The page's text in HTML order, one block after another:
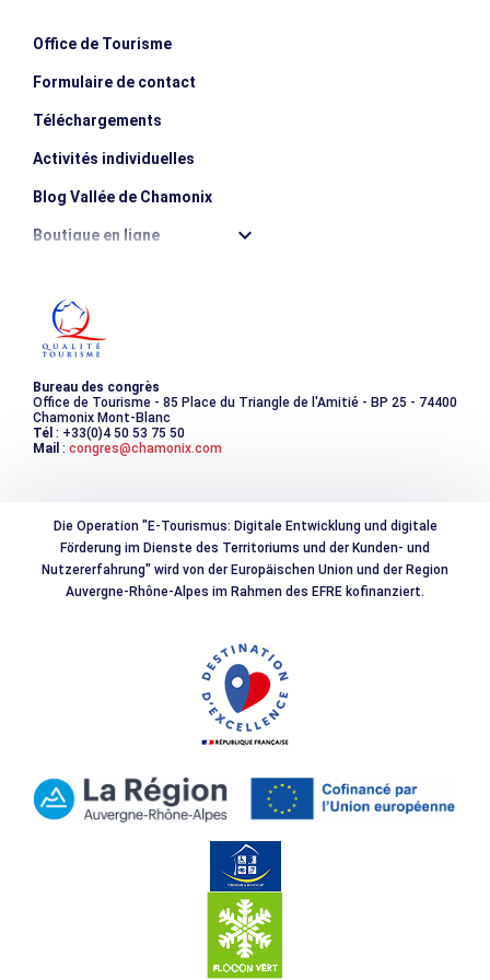
Negative Höhe
Dauer der Hin- und Rückfahrt
Office de Tourisme
Formulaire de contact
Téléchargements
Activités individuelles
Blog Vallée de Chamonix
Boutique en ligne
Les incontournables
Photothèque
Bureau des congrès
Office de Tourisme - 85 Place du Triangle de l'Amitié - BP 25 - 74400
Chamonix Mont-Blanc
Tél : +33(0)4 50 53 75 50
Mail : congres@chamonix.com
Die Operation "E-Tourismus: Digitale Entwicklung und digitale
Förderung im Dienste des Territoriums und der Kunden- und
Nutzererfahrung" wird von der Europäischen Union und der Region
Auvergne-Rhône-Alpes im Rahmen des EFRE kofinanziert.